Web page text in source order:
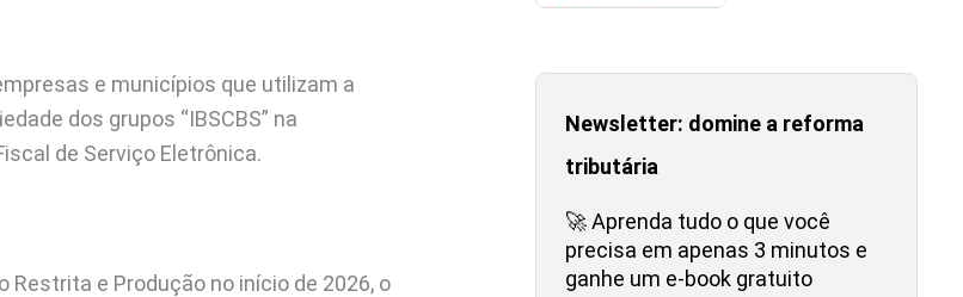
e municípios que utilizam a
dos grupos “IBSCBS” na
de Serviço Eletrônica.
e Produção no início de 2026, o
Newsletter: domine a reforma
tributária
🚀 Aprenda tudo o que você
precisa em apenas 3 minutos e
ganhe um e-book gratuito